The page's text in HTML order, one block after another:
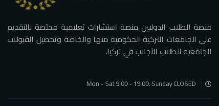
منصة الطلاب الدوليين منصة استشارات تعليمية مختصة بالتقديم
على الجامعات التركية الحكومية منها والخاصة وتحصيل القبولات
الجامعية للطلاب الأجانب في تركيا.
Mon - Sat 9.00 - 19.00. Sunday CLOSED